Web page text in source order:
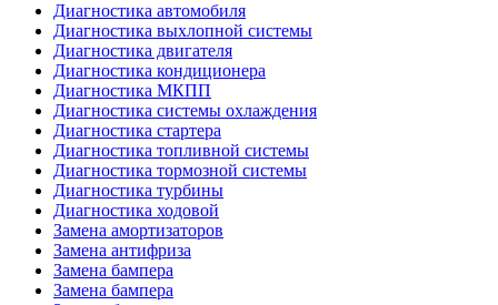
Диагностика автомобиля
Диагностика выхлопной системы
Диагностика двигателя
Диагностика кондиционера
Диагностика МКПП
Диагностика системы охлаждения
Диагностика стартера
Диагностика топливной системы
Диагностика тормозной системы
Диагностика турбины
Диагностика ходовой
Замена амортизаторов
Замена антифриза
Замена бампера
Замена бампера